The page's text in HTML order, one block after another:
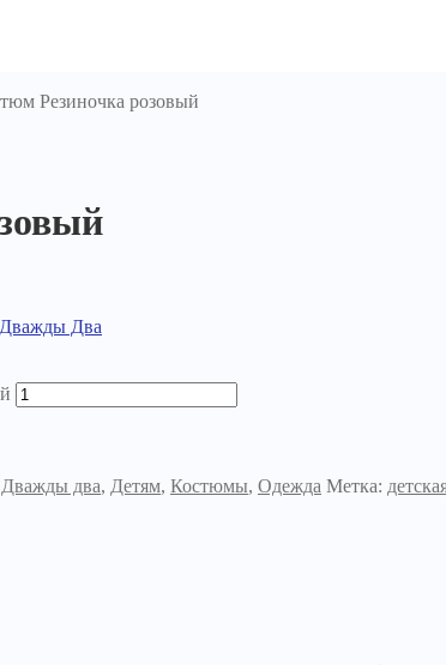
Резиночка розовый
Дважды Два
Дважды два, Детям, Костюмы, Одежда Метка: